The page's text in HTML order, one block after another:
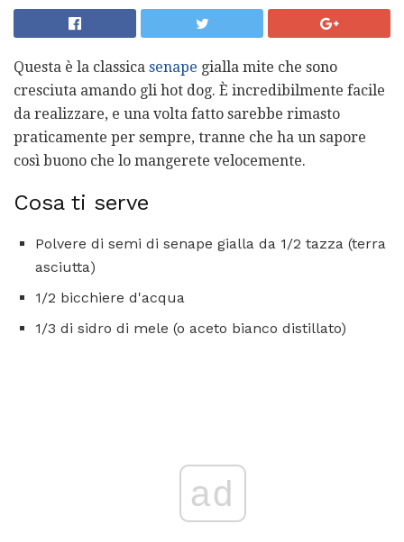
Questa è la classica senape gialla mite che sono
cresciuta amando gli hot dog. È incredibilmente facile
da realizzare, e una volta fatto sarebbe rimasto
praticamente per sempre, tranne che ha un sapore
così buono che lo mangerete velocemente.
Cosa ti serve
Polvere di semi di senape gialla da 1/2 tazza (terra
asciutta)
1/2 bicchiere d'acqua
1/3 di sidro di mele (o aceto bianco distillato)
ad